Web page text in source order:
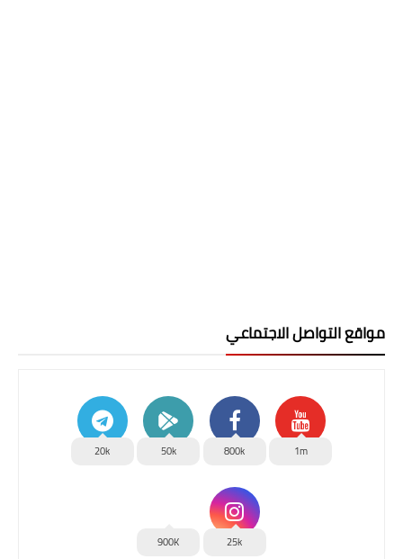
مواقع التواصل الاجتماعي
1m
800k
50k
20k
25k
900K